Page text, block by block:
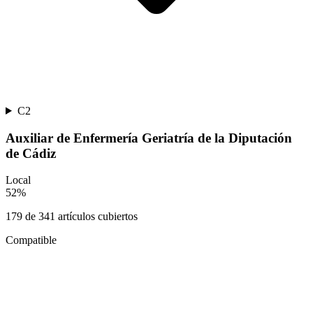
C2
Auxiliar de Enfermería Geriatría de la Diputación
de Cádiz
Local
52%
179 de 341 artículos cubiertos
Compatible